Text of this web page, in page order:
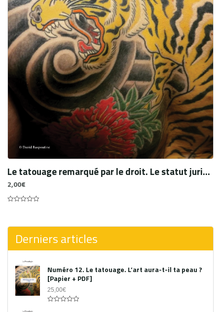
Le tatouage remarqué par le droit. Le statut juridique et fiscal du tatoueur
2,00€
5
Derniers articles
Numéro 12. Le tatouage. L’art aura-t-il ta peau ?
[Papier + PDF]
25,00€